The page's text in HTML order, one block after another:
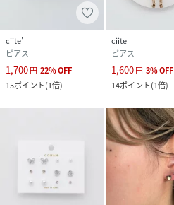
ciite'
ピアス
1,700円 22%OFF
15ポイント(1倍)
ciite'
ピアス
1,600円 3%OFF
14ポイント(1倍)